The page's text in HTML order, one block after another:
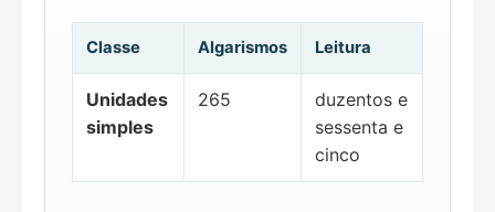
Classe Algarismos Leitura
Unidades
simples
265
duzentos e
sessenta e
cinco